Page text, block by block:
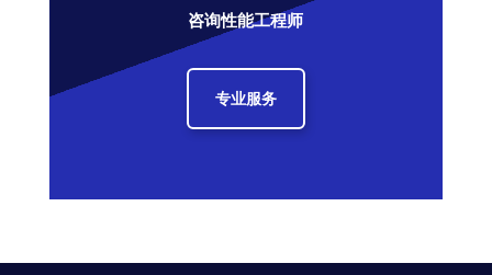
咨询性能工程师
专业服务